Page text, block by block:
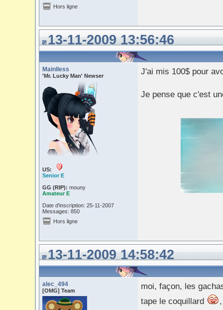
Hors ligne
13-11-2009 13:56:46
Mainlless
'Mr. Lucky Man' Newser
US:
Senior E
GG (RIP): mouny
Amateur E
Date d'inscription: 25-11-2007
Messages: 850
J'ai mis 100$ pour
Je pense que c'est
Hors ligne
13-11-2009 14:58:42
alec_494
[OMG] Team
moi, façon, les
tape le coquillard